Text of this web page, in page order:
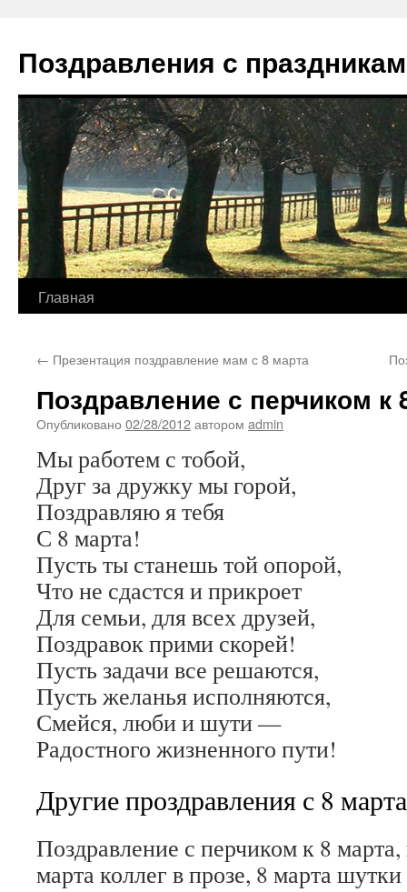
содержимому
Поздравления с
Главная
← Презентация поздравление мам с 8 марта
Поздравление с перчиком к
Опубликовано 02/28/2012автором admin
Мы работем с тобой,
Друг за дружку мы горой,
Поздравляю я тебя
С 8 марта!
Пусть ты станешь той опорой,
Что не сдастся и прикроет
Для семьи, для всех друзей,
Поздравок прими скорей!
Пусть задачи все решаются,
Пусть желанья исполняются,
Смейся, люби и шути —
Радостного жизненного пути!
Другие проздравления с 8 марта
Поздравление с перчиком к 8
марта коллег в прозе, 8 марта